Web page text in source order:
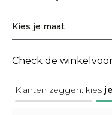
Kies je maat
Check de
Klanten zeggen: kies